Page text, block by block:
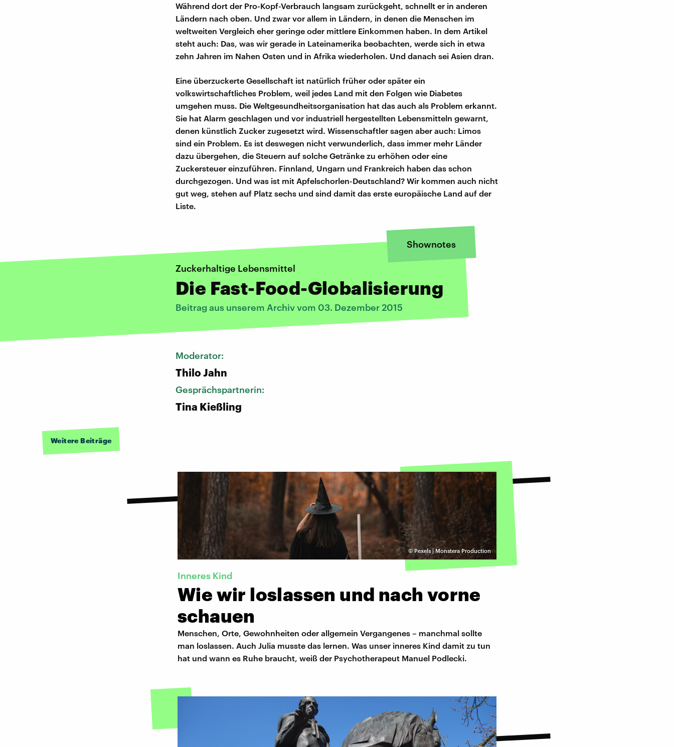
Während dort der Pro-Kopf-Verbrauch langsam zurückgeht, schnellt er in anderen
Ländern nach oben. Und zwar vor allem in Ländern, in denen die Menschen im
weltweiten Vergleich eher geringe oder mittlere Einkommen haben. In dem Artikel
steht auch: Das, was wir gerade in Lateinamerika beobachten, werde sich in etwa
zehn Jahren im Nahen Osten und in Afrika wiederholen. Und danach sei Asien dran.
Eine überzuckerte Gesellschaft ist natürlich früher oder später ein
volkswirtschaftliches Problem, weil jedes Land mit den Folgen wie Diabetes
umgehen muss. Die Weltgesundheitsorganisation hat das auch als Problem erkannt.
Sie hat Alarm geschlagen und vor industriell hergestellten Lebensmitteln gewarnt,
denen künstlich Zucker zugesetzt wird. Wissenschaftler sagen aber auch: Limos
sind ein Problem. Es ist deswegen nicht verwunderlich, dass immer mehr Länder
dazu übergehen, die Steuern auf solche Getränke zu erhöhen oder eine
Zuckersteuer einzuführen. Finnland, Ungarn und Frankreich haben das schon
durchgezogen. Und was ist mit Apfelschorlen-Deutschland? Wir kommen auch nicht
gut weg, stehen auf Platz sechs und sind damit das erste europäische Land auf der
Liste.
Shownotes
Zuckerhaltige Lebensmittel
Die Fast-Food-Globalisierung
Beitrag aus unserem Archiv vom 03. Dezember 2015
Moderator:
Thilo Jahn
Gesprächspartnerin:
Tina Kießling
Weitere Beiträge
©Pexels | Monstera Production
Inneres Kind
Wie wir loslassen und nach vorne
schauen
Menschen, Orte, Gewohnheiten oder allgemein Vergangenes – manchmal sollte
man loslassen. Auch Julia musste das lernen. Was unser inneres Kind damit zu tun
hat und wann es Ruhe braucht, weiß der Psychotherapeut Manuel Podlecki.